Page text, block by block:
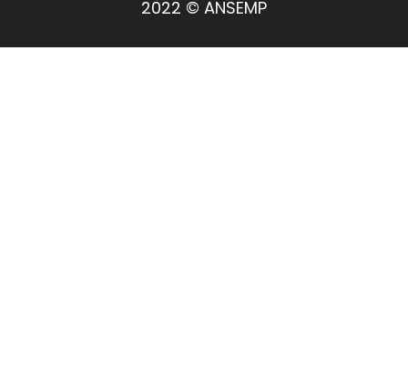
2022 © ANSEMP